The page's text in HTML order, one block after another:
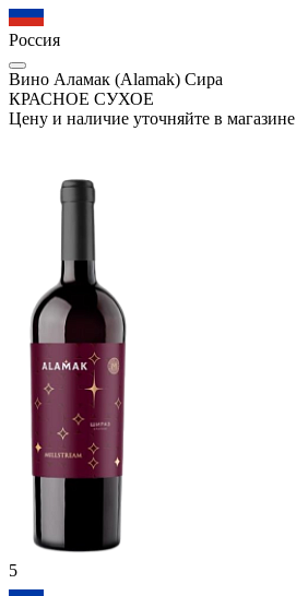
Россия
Вино Аламак (Alamak) Сира
КРАСНОЕ СУХОЕ
Цену и наличие уточняйте в магазине
5